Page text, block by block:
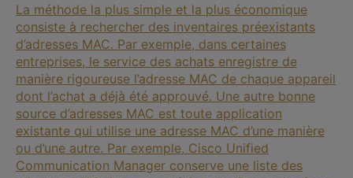
La méthode la plus simple et la plus économique
consiste à rechercher des inventaires préexistants
d’adresses MAC. Par exemple, dans certaines
entreprises, le service des achats enregistre de
manière rigoureuse l’adresse MAC de chaque appareil
dont l’achat a déjà été approuvé. Une autre bonne
source d’adresses MAC est toute application
existante qui utilise une adresse MAC d’une manière
ou d’une autre. Par exemple, Cisco Unified
Communication Manager conserve une liste des